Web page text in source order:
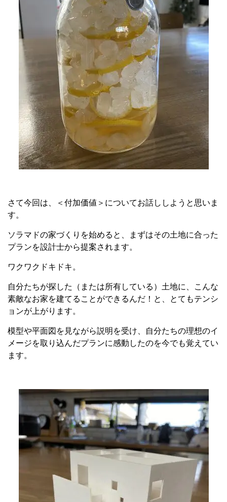
さて今回は、＜付加価値＞についてお話ししようと思いま
す。
ソラマドの家づくりを始めると、まずはその土地に合った
プランを設計士から提案されます。
ワクワクドキドキ。
自分たちが探した（または所有している）土地に、こんな
素敵なお家を建てることができるんだ！と、とてもテンシ
ョンが上がります。
模型や平面図を見ながら説明を受け、自分たちの理想のイ
メージを取り込んだプランに感動したのを今でも覚えてい
ます。